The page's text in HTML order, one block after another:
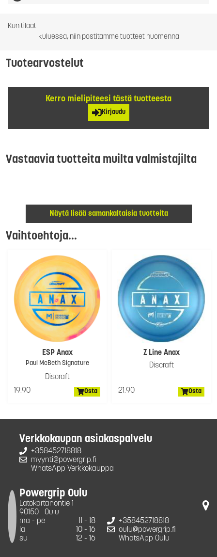
Kun tilaat
kuluessa, niin postitamme tuotteet huomenna
Tuotearvostelut
Kerro mielipiteesi tästä tuotteesta
Kirjaudu
Vastaavia tuotteita muilta valmistajilta
Näytä lisää samankaltaisia tuotteita
Vaihtoehtoja...
ESP Anax
Paul McBeth Signature
Discraft
19.90
Osta
Z Line Anax
Discraft
21.90 Osta
Verkkokaupan asiakaspalvelu
+358452718818
myynti@powergrip.fi
WhatsApp Verkkokauppa
Powergrip Oulu
Latokartanontie 1
90150
Oulu
ma - pe
11 - 18
la
10 - 16
su
12 - 16
+358452718818
oulu@powergrip.fi
WhatsApp Oulu